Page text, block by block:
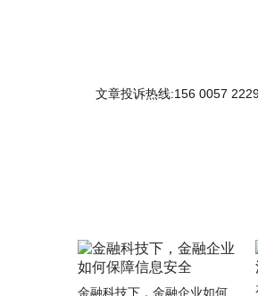
文章投诉热线:156 0057
金融科技下，金融企业如何